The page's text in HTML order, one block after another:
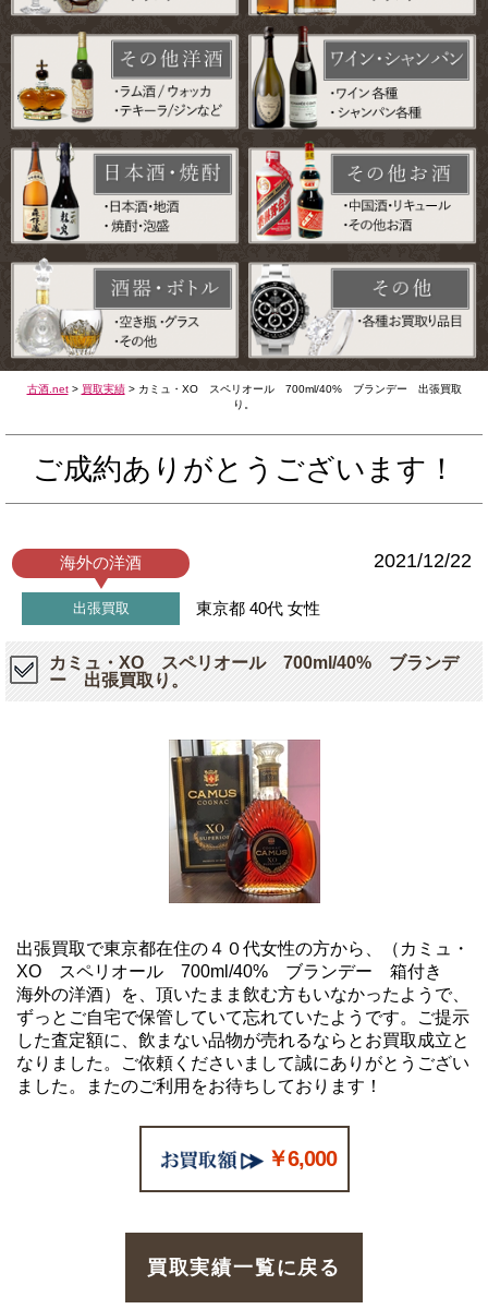
古酒.net> 買取実績> カミュ・XO スペリオール 700ml/40% ブランデー 出張買取
り。
ご成約ありがとうございます！
海外の洋酒 2021/12/22
出張買取 東京都 40代 女性
カミュ・XO スペリオール 700ml/40% ブランデ
ー 出張買取り。
出張買取で東京都在住の４０代女性の方から、（カミュ・
XO スペリオール 700ml/40% ブランデー 箱付き
海外の洋酒）を、頂いたまま飲む方もいなかったようで、
ずっとご自宅で保管していて忘れていたようです。ご提示
した査定額に、飲まない品物が売れるならとお買取成立と
なりました。ご依頼くださいまして誠にありがとうござい
ました。またのご利用をお待ちしております！
￥6,000
買取実績一覧に戻る